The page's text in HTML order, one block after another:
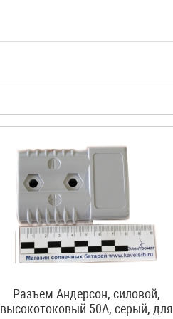
Разъем Андерсон, силовой,
высокотоковый 50A, серый, для